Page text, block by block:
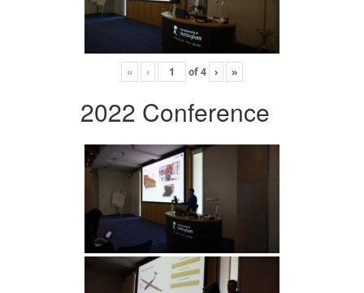
« ‹ of4 › »
2022 Conference